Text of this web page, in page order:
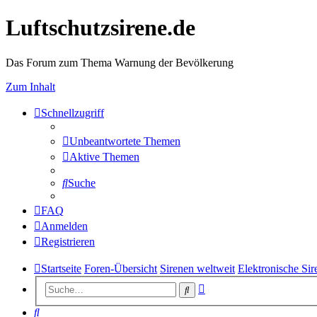
Luftschutzsirene.de
Das Forum zum Thema Warnung der Bevölkerung
Zum Inhalt
Schnellzugriff
Unbeantwortete Themen
Aktive Themen
Suche
FAQ
Anmelden
Registrieren
Startseite Foren-Übersicht Sirenen weltweit Elektronische
Suche
Suche